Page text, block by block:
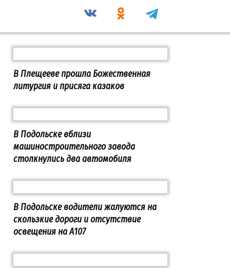
В Плещееве прошла Божественная
литургия и присяга казаков
В Подольске вблизи
машиностроительного завода
столкнулись два автомобиля
В Подольске водители жалуются на
скользкие дороги и отсутствие
освещения на А107